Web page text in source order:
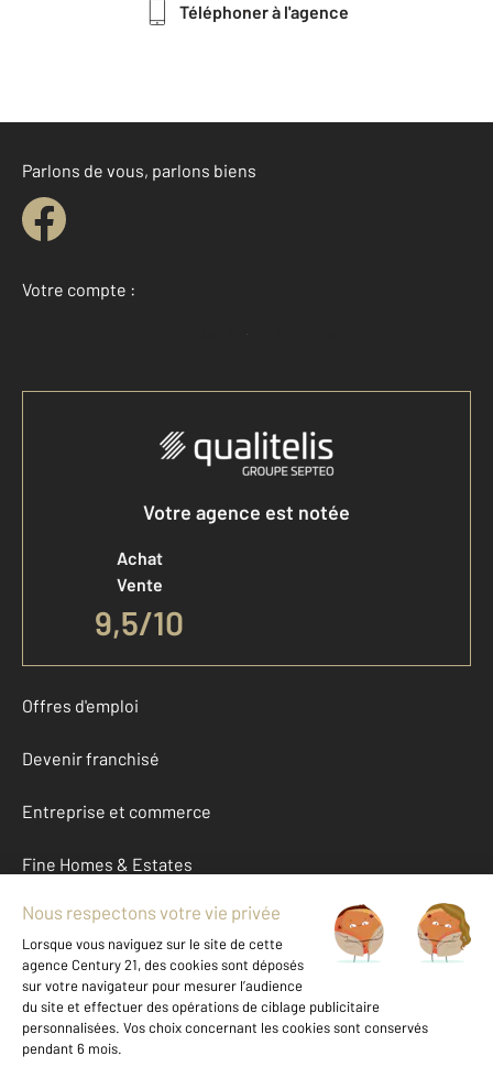
Téléphoner à l'agence
Parlons de vous, parlons biens
Votre compte :
Accéder à mon compte
Votre agence est notée
Achat
Vente
9,5/10
Offres d'emploi
Devenir franchisé
Entreprise et commerce
Fine Homes & Estates
À propos
International
Nous contacter